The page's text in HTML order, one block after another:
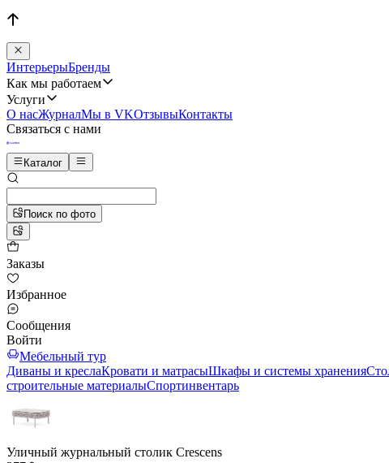
ИнтерьерыБренды
Как мы работаем
Услуги
О насЖурналМы в VKОтзывыКонтакты
Связаться с нами
Каталог
Поиск по фото
Заказы
Избранное
Сообщения
Войти
Мебельный тур
Диваны и креслаКровати и матрасыШкафы и системы хранения
строительные материалыСпортинвентарь
Уличный журнальный столик Crescens